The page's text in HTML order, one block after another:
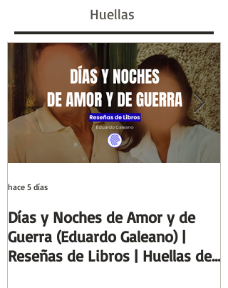
escriba egipcio |
Columnas de Egipto |
Huellas de la Historia
Huellas
Días y Noches de Amor y de
Guerra (Eduardo Galeano) |
Reseñas de Libros | Huellas de
hace 5 días